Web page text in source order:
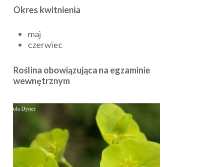
Okres kwitnienia
maj
czerwiec
Roślina obowiązująca na egzaminie
wewnętrznym